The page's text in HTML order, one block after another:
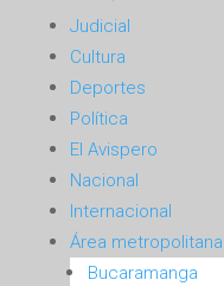
Judicial
Cultura
Deportes
Política
El Avispero
Nacional
Internacional
Área metropolitana
Bucaramanga